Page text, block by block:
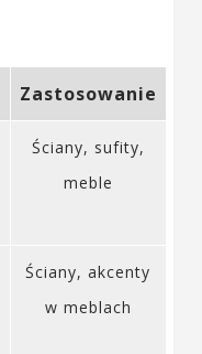
Zastosowanie
Ściany, sufity,
meble
Ściany, akcenty
w meblach